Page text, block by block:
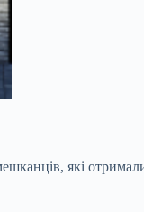
які